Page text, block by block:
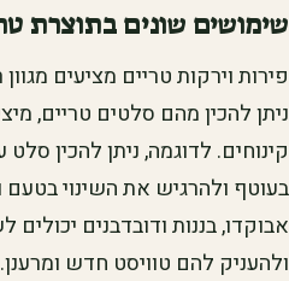
שימושים שונים בתוצרת
פירות וירקות טריים מציעים
ניתן להכין מהם סלטים טריים,
קינוחים. לדוגמה, ניתן להכין
בעוטף ולהרגיש את השינוי בטעם
אבוקדו, בננות ודובדבנים
ולהעניק להם טוויסט חדש